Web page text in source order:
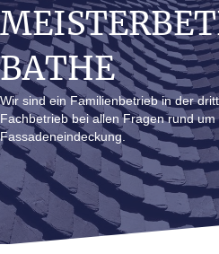
BATHE
Wir sind ein Familienbetrieb in der
Fachbetrieb bei allen Fragen rund
Fassadeneindeckung.